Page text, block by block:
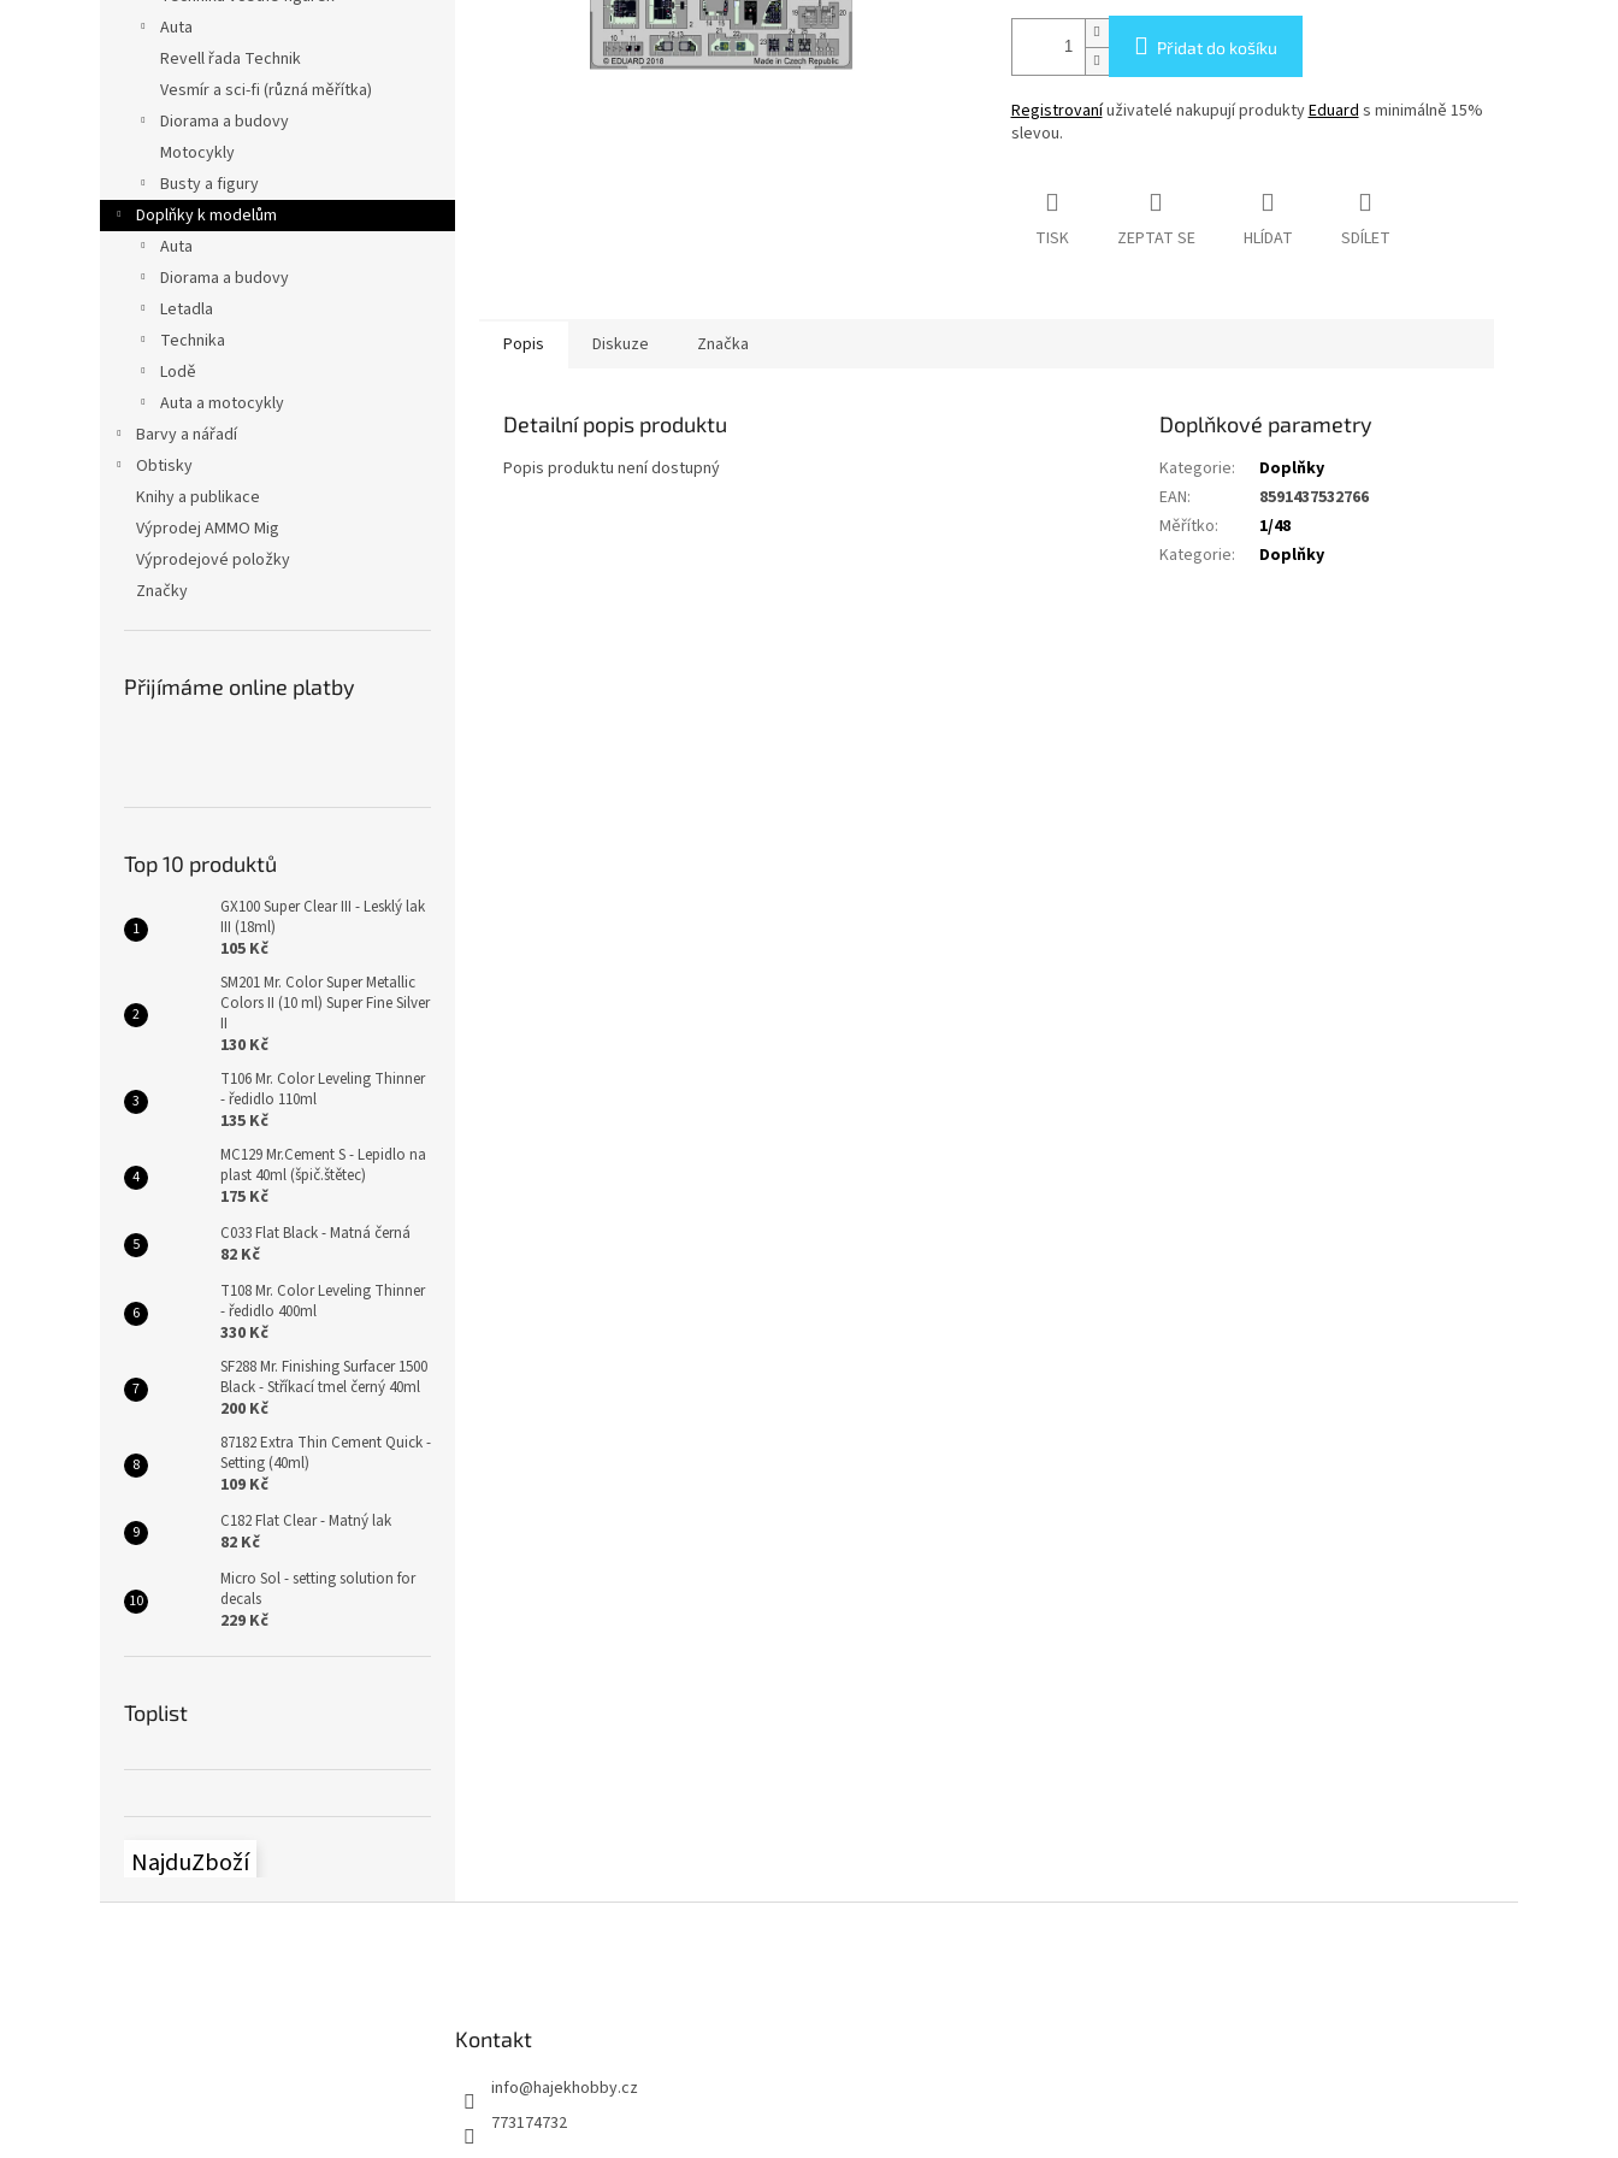
Auta
Revell řada Technik
Vesmír a sci-fi (různá měřítka)
Diorama a budovy
Motocykly
Busty a figury
Doplňky k modelům
Auta
Diorama a budovy
Letadla
Technika
Lodě
Auta a motocykly
Barvy a nářadí
Obtisky
Knihy a publikace
Výprodej AMMO Mig
Výprodejové položky
Značky
Přijímáme online platby
Top 10 produktů
GX100 Super Clear III - Lesklý lak
III (18ml)
105 Kč
SM201 Mr. Color Super Metallic
Colors II (10 ml) Super Fine Silver
II
130 Kč
T106 Mr. Color Leveling Thinner
- ředidlo 110ml
135 Kč
MC129 Mr.Cement S - Lepidlo na
plast 40ml (špič.štětec)
175 Kč
C033 Flat Black - Matná černá
82 Kč
T108 Mr. Color Leveling Thinner
- ředidlo 400ml
330 Kč
SF288 Mr. Finishing Surfacer 1500
Black - Stříkací tmel černý 40ml
200 Kč
87182 Extra Thin Cement Quick -
Setting (40ml)
109 Kč
C182 Flat Clear - Matný lak
82 Kč
Micro Sol - setting solution for
decals
229 Kč
Toplist
NajduZboží
Přidat do košíku
Registrovaníuživatelé nakupují produktyEduards minimálně 15%
slevou.
TISK ZEPTAT SE HLÍDAT SDÍLET
Popis Diskuze Značka
Detailní popis produktu
Popis produktu není dostupný
Doplňkové parametry
Kategorie:
Doplňky
EAN:
8591437532766
Měřítko:
1/48
Kategorie: Doplňky
Kontakt
info@hajekhobby.cz
773174732